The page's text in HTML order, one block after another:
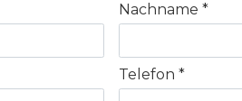
Nachname
Telefon